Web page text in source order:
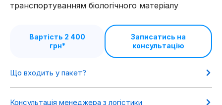
транспортуванням біологічного матеріалу
Вартість 2 400
грн*
Записатись на
консультацію
Що входить у пакет?
Консультація менеджера з логістики